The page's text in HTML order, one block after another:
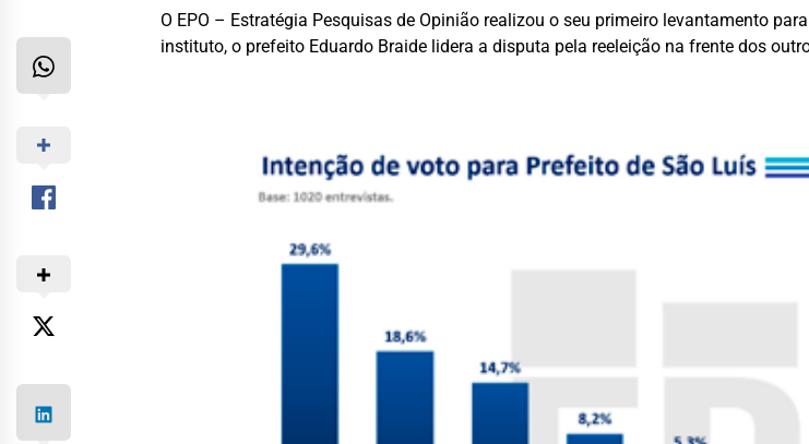
O EPO – Estratégia Pesquisas de Opinião realizou o seu primeiro levantamento
instituto, o prefeito Eduardo Braide lidera a disputa pela reeleição na frente dos